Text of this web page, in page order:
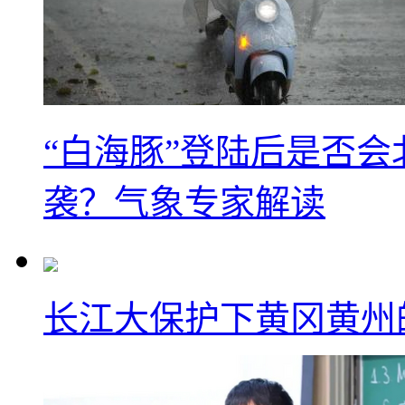
“白海豚”登陆后是否
袭？气象专家解读
长江大保护下黄冈黄